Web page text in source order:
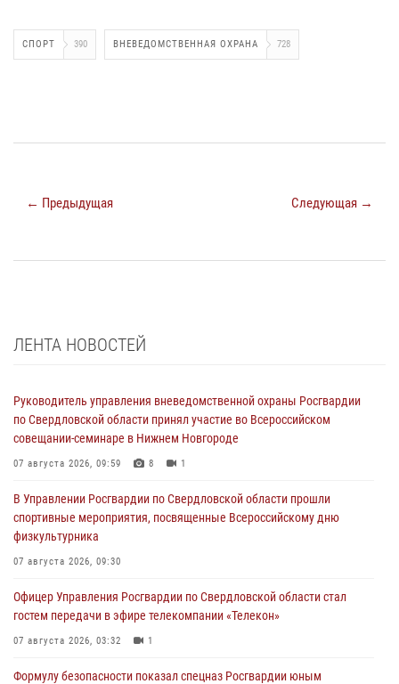
СПОРТ 390 ВНЕВЕДОМСТВЕННАЯ ОХРАНА 728
← Предыдущая Следующая →
ЛЕНТА НОВОСТЕЙ
Руководитель управления вневедомственной охраны Росгвардии
по Свердловской области принял участие во Всероссийском
совещании-семинаре в Нижнем Новгороде
07 августа 2026, 09:59 8 1
В Управлении Росгвардии по Свердловской области прошли
спортивные мероприятия, посвященные Всероссийскому дню
физкультурника
07 августа 2026, 09:30
Офицер Управления Росгвардии по Свердловской области стал
гостем передачи в эфире телекомпании «Телекон»
07 августа 2026, 03:32 1
Формулу безопасности показал спецназ Росгвардии юным